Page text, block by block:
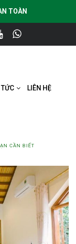
TOÀN
LIÊN HỆ
CẦN BIẾT